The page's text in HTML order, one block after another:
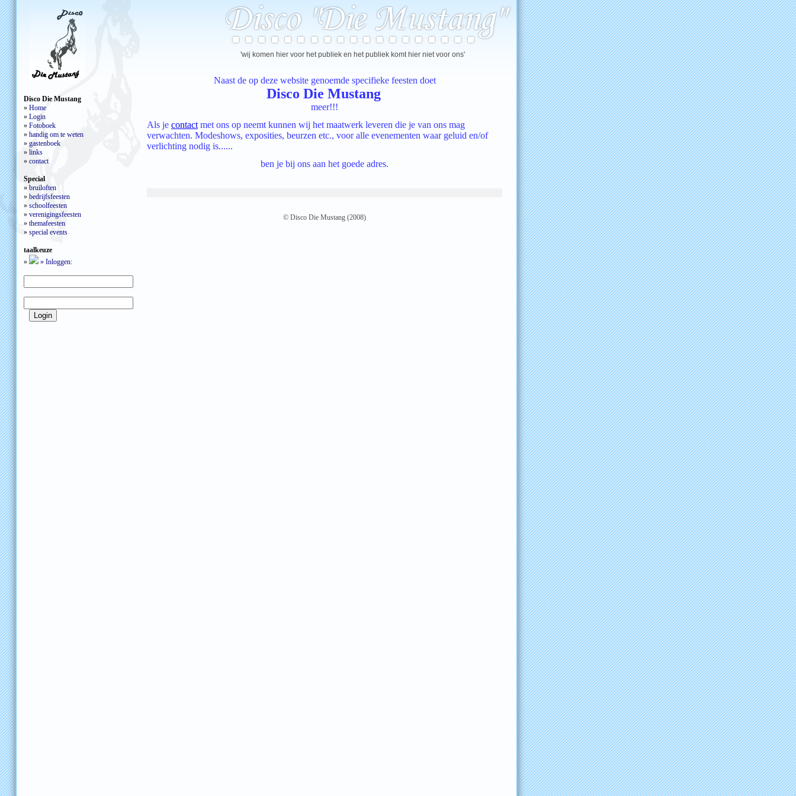
'wij komen hier voor het publiek en het publiek komt hier niet voor ons'
Naast de op deze website genoemde specifieke feesten doet
Disco Die Mustang
meer!!!
Als je contact met ons op neemt kunnen wij het maatwerk leveren die je van ons mag
verwachten. Modeshows, exposities, beurzen etc., voor alle evenementen waar geluid en/of
verlichting nodig is......
ben je bij ons aan het goede adres.
© Disco Die Mustang (2008)
Disco Die Mustang
» Home
» Login
» Fotoboek
» handig om te weten
» gastenboek
» links
» contact
Special
» bruiloften
» bedrijfsfeesten
» schoolfeesten
» verenigingsfeesten
» themafeesten
» special events
taalkeuze
»
» Inloggen: